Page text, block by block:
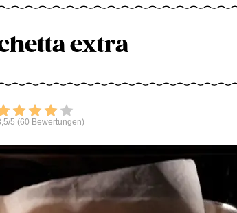
extra
Bewerten
5 (60 Bewertungen)